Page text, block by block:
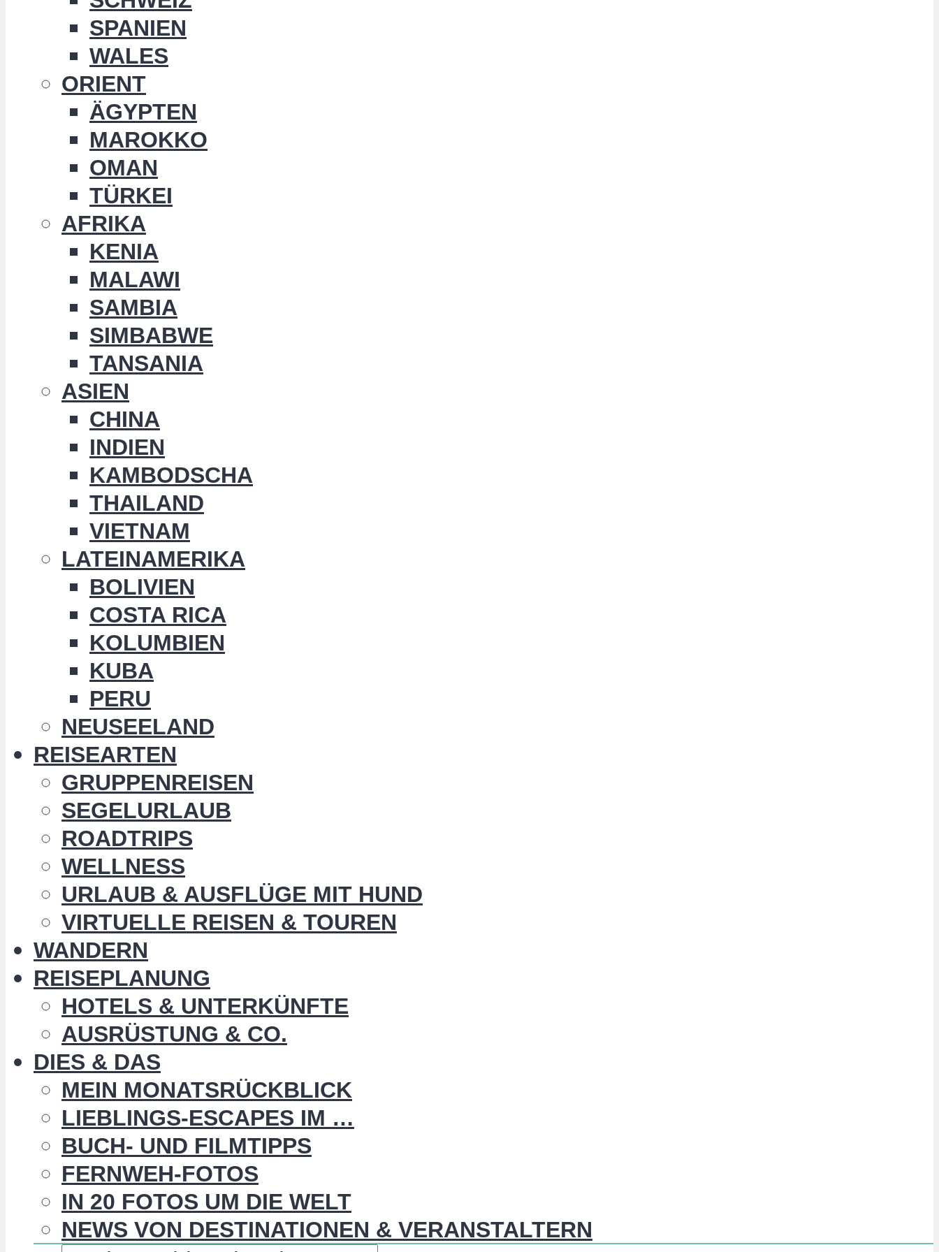
SPANIEN
WALES
ORIENT
ÄGYPTEN
MAROKKO
OMAN
TÜRKEI
AFRIKA
KENIA
MALAWI
SAMBIA
SIMBABWE
TANSANIA
ASIEN
CHINA
INDIEN
KAMBODSCHA
THAILAND
VIETNAM
LATEINAMERIKA
BOLIVIEN
COSTA RICA
KOLUMBIEN
KUBA
PERU
NEUSEELAND
REISEARTEN
GRUPPENREISEN
SEGELURLAUB
ROADTRIPS
WELLNESS
URLAUB & AUSFLÜGE MIT HUND
VIRTUELLE REISEN & TOUREN
WANDERN
REISEPLANUNG
HOTELS & UNTERKÜNFTE
AUSRÜSTUNG & CO.
DIES & DAS
MEIN MONATSRÜCKBLICK
LIEBLINGS-ESCAPES IM …
BUCH- UND FILMTIPPS
FERNWEH-FOTOS
IN 20 FOTOS UM DIE WELT
NEWS VON DESTINATIONEN & VERANSTALTERN